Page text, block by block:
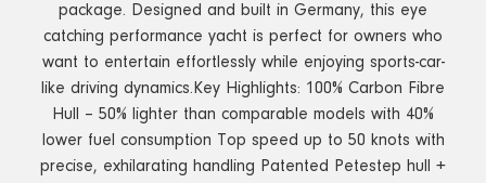
package. Designed and built in Germany, this eye
catching performance yacht is perfect for owners who
want to entertain effortlessly while enjoying sports-car-
like driving dynamics.Key Highlights: 100% Carbon Fibre
Hull – 50% lighter than comparable models with 40%
lower fuel consumption Top speed up to 50 knots with
precise, exhilarating handling Patented Petestep hull +